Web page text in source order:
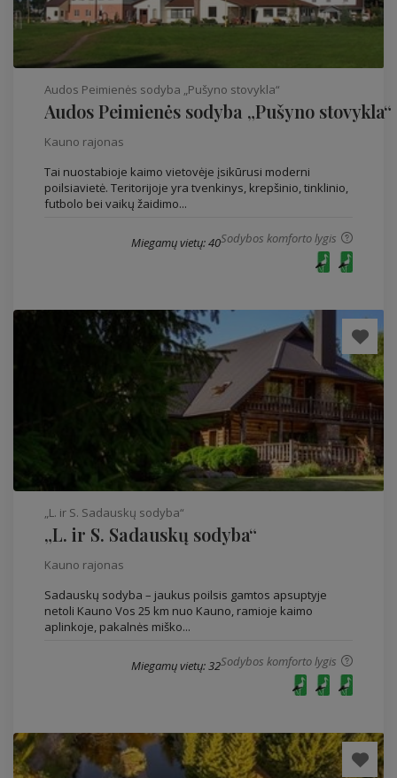
Audos Peimienės sodyba „Pušyno stovykla“
Audos Peimienės sodyba „Pušyno stovykla“
Kauno rajonas
Tai nuostabioje kaimo vietovėje įsikūrusi moderni
poilsiavietė. Teritorijoje yra tvenkinys, krepšinio, tinklinio,
futbolo bei vaikų žaidimo...
Sodybos komforto lygis
Miegamų vietų: 40
„L. ir S. Sadauskų sodyba“
„L. ir S. Sadauskų sodyba“
Kauno rajonas
Sadauskų sodyba – jaukus poilsis gamtos apsuptyje
netoli Kauno Vos 25 km nuo Kauno, ramioje kaimo
aplinkoje, pakalnės miško...
Sodybos komforto lygis
Miegamų vietų: 32